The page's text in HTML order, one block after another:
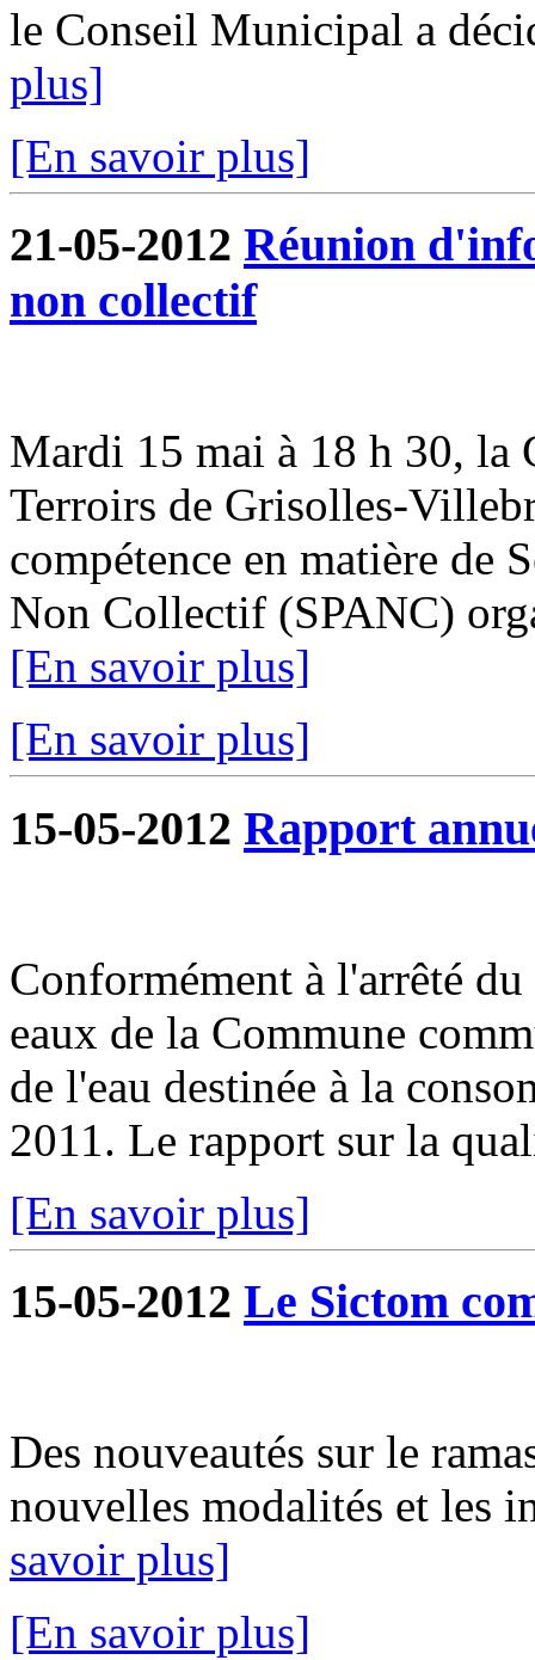
le Conseil Municipal a
plus]
[En savoir plus]
21-05-2012 Réunion
non collectif
Mardi 15 mai à 18 h 30, la
Terroirs de Grisolles-
compétence en matière de
Non Collectif (SPANC)
[En savoir plus]
[En savoir plus]
15-05-2012 Rapport
Conformément à l'arrêté
eaux de la Commune
de l'eau destinée à la
2011. Le rapport sur la
[En savoir plus]
15-05-2012 Le Sictom
Des nouveautés sur le
nouvelles modalités et les
savoir plus]
[En savoir plus]